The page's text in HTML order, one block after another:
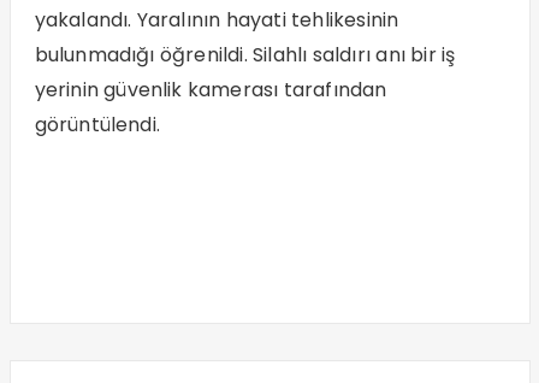
yakalandı. Yaralının hayati tehlikesinin
bulunmadığı öğrenildi. Silahlı saldırı anı bir iş
yerinin güvenlik kamerası tarafından
görüntülendi.